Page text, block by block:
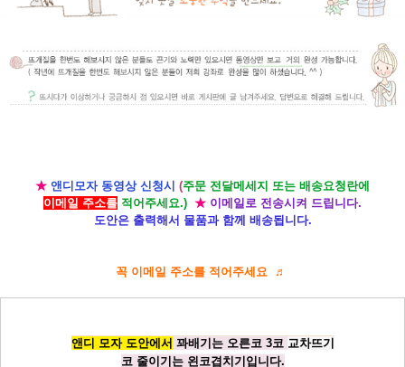
★ 앤디모자 동영상 신청시 (주문 전달메세지 또는 배송요청란에
이메일 주소를 적어주세요.) ★ 이메일로 전송시켜 드립니다.
도안은 출력해서 물품과 함께 배송됩니다.
꼭 이메일 주소를 적어주세요 ♬
앤디 모자 도안에서 꽈배기는 오른코 3코 교차뜨기
코 줄이기는 왼코겹치기입니다.